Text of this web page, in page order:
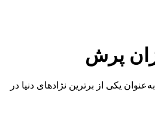
هستند. KWPN به‌عنوان یکی از برترین نژادهای دنیا در